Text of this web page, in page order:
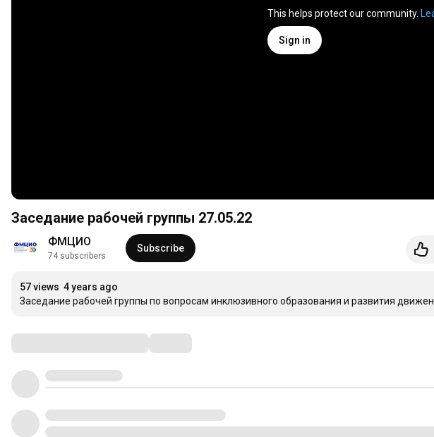
This helps protect our community.
Sign in
Заседание рабочей группы 27.05.22
ФМЦИО
74 subscribers
Subscribe
57 views 4 years ago
Заседание рабочей группы по вопросам инклюзивного образования и развития